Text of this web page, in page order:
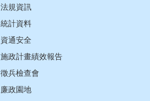
法規資訊
統計資料
資通安全
施政計畫績效報告
徵兵檢查會
廉政園地